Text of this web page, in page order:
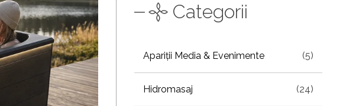
Categorii
Apariții Media & Evenimente (5)
Hidromasaj (24)